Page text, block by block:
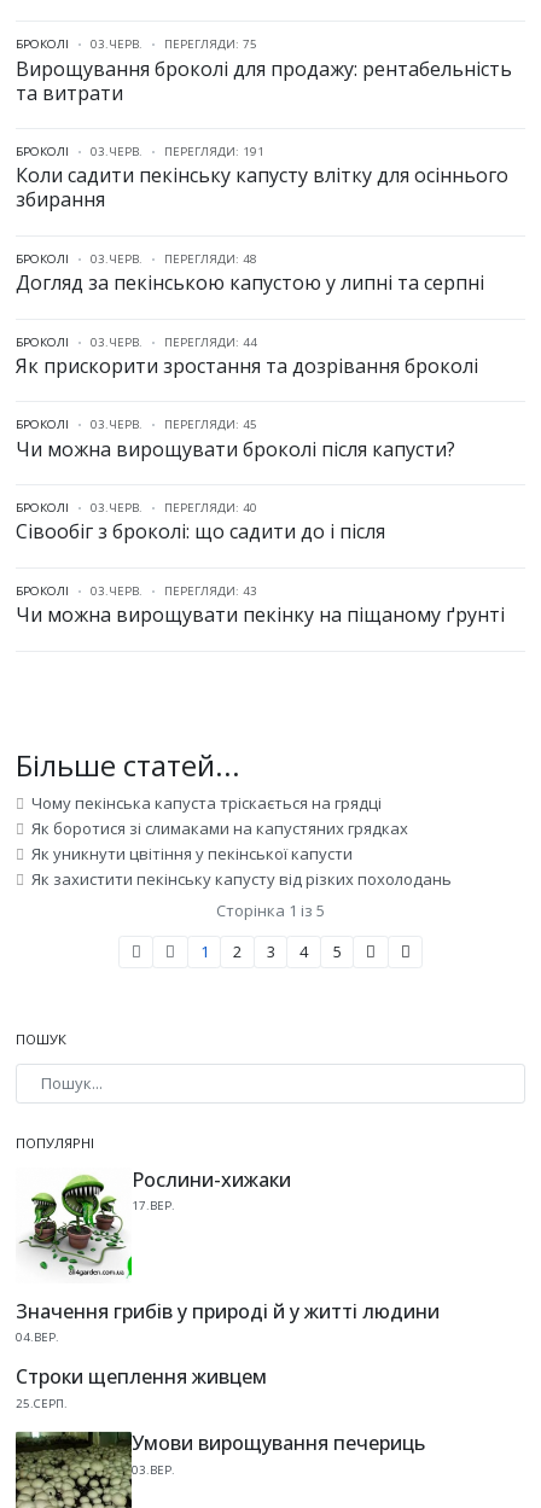
БРОКОЛІ 03.ЧЕРВ. ПЕРЕГЛЯДИ: 75
Вирощування броколі для продажу: рентабельність
та витрати
БРОКОЛІ 03.ЧЕРВ. ПЕРЕГЛЯДИ: 191
Коли садити пекінську капусту влітку для осіннього
збирання
БРОКОЛІ 03.ЧЕРВ. ПЕРЕГЛЯДИ: 48
Догляд за пекінською капустою у липні та серпні
БРОКОЛІ 03.ЧЕРВ. ПЕРЕГЛЯДИ: 44
Як прискорити зростання та дозрівання броколі
БРОКОЛІ 03.ЧЕРВ. ПЕРЕГЛЯДИ: 45
Чи можна вирощувати броколі після капусти?
БРОКОЛІ 03.ЧЕРВ. ПЕРЕГЛЯДИ: 40
Сівообіг з броколі: що садити до і після
БРОКОЛІ 03.ЧЕРВ. ПЕРЕГЛЯДИ: 43
Чи можна вирощувати пекінку на піщаному ґрунті
Більше статей...
Чому пекінська капуста тріскається на грядці
Як боротися зі слимаками на капустяних грядках
Як уникнути цвітіння у пекінської капусти
Як захистити пекінську капусту від різких похолодань
Сторінка 1 із 5
1
2 3 4 5
ПОШУК
ПОПУЛЯРНІ
Рослини-хижаки
17.ВЕР.
Значення грибів у природі й у житті людини
04.ВЕР.
Строки щеплення живцем
25.СЕРП.
Умови вирощування печериць
03.ВЕР.